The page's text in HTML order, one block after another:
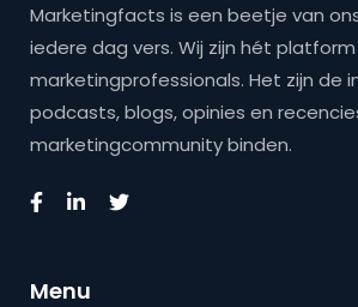
Marketingfacts is een beetje van
iedere dag vers. Wij zijn hét
marketingprofessionals. Het zijn de
podcasts, blogs, opinies en
marketingcommunity binden.
Menu